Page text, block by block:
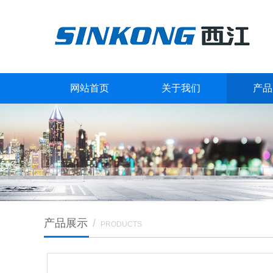
网站首页 关于我们 产
产品展示 / PRODUCTS